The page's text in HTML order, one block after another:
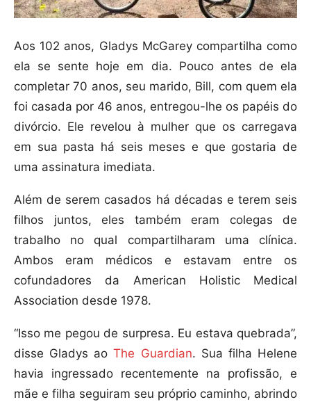
Aos 102 anos, Gladys McGarey compartilha como
ela se sente hoje em dia. Pouco antes de ela
completar 70 anos, seu marido, Bill, com quem ela
foi casada por 46 anos, entregou-lhe os papéis do
divórcio. Ele revelou à mulher que os carregava
em sua pasta há seis meses e que gostaria de
uma assinatura imediata.
Além de serem casados há décadas e terem seis
filhos juntos, eles também eram colegas de
trabalho no qual compartilharam uma clínica.
Ambos eram médicos e estavam entre os
cofundadores da American Holistic Medical
Association desde 1978.
“Isso me pegou de surpresa. Eu estava quebrada”,
disse Gladys aoThe Guardian. Sua filha Helene
havia ingressado recentemente na profissão, e
mãe e filha seguiram seu próprio caminho, abrindo